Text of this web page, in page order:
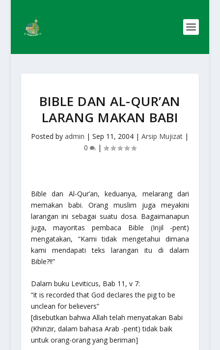
BIBLE DAN AL-QUR’AN
LARANG MAKAN BABI
Posted byadmin |Sep 11, 2004 |Arsip Mujizat |
0
|
Bible dan Al-Qur’an, keduanya, melarang dari
memakan babi. Orang muslim juga meyakini
larangan ini sebagai suatu dosa. Bagaimanapun
juga, mayoritas pembaca Bible (Injil -pent)
mengatakan, “Kami tidak mengetahui dimana
kami mendapati teks larangan itu di dalam
Bible?!!”
Dalam buku Leviticus, Bab 11, v 7:
“it is recorded that God declares the pig to be
unclean for believers”
[disebutkan bahwa Allah telah menyatakan Babi
(Khinzir, dalam bahasa Arab -pent) tidak baik
untuk orang-orang yang beriman]